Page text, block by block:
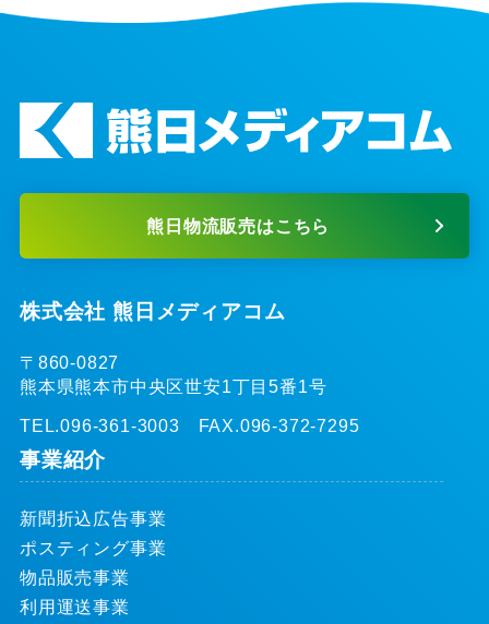
熊日物流販売はこちら
株式会社 熊日メディアコム
〒860-0827
熊本県熊本市中央区世安1丁目5番1号
TEL.096-361-3003 FAX.096-372-7295
事業紹介
新聞折込広告事業
ポスティング事業
物品販売事業
利用運送事業